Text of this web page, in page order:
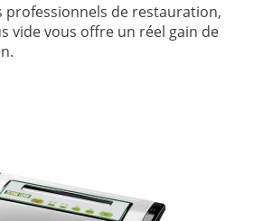
professionnels de restauration,
vide vous offre un réel gain de